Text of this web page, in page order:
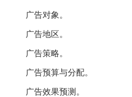
广告对象。
广告地区。
广告策略。
广告预算与分配。
广告效果预测。